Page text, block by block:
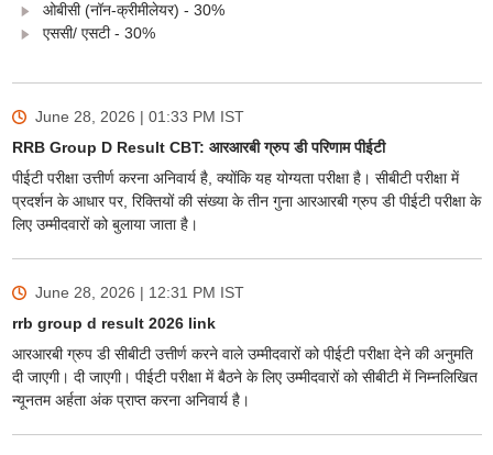
ओबीसी (नॉन-क्रीमीलेयर) - 30%
एससी/ एसटी - 30%
June 28, 2026 | 01:33 PM IST
RRB Group D Result CBT: आरआरबी ग्रुप डी परिणाम पीईटी
पीईटी परीक्षा उत्तीर्ण करना अनिवार्य है, क्योंकि यह योग्यता परीक्षा है। सीबीटी परीक्षा में
प्रदर्शन के आधार पर, रिक्तियों की संख्या के तीन गुना आरआरबी ग्रुप डी पीईटी परीक्षा के
लिए उम्मीदवारों को बुलाया जाता है।
June 28, 2026 | 12:31 PM IST
rrb group d result 2026 link
आरआरबी ग्रुप डी सीबीटी उत्तीर्ण करने वाले उम्मीदवारों को पीईटी परीक्षा देने की अनुमति
दी जाएगी। दी जाएगी। पीईटी परीक्षा में बैठने के लिए उम्मीदवारों को सीबीटी में निम्नलिखित
न्यूनतम अर्हता अंक प्राप्त करना अनिवार्य है।